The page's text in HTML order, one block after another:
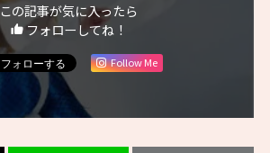
この記事が気に入ったら
フォローしてね！
Follow Me